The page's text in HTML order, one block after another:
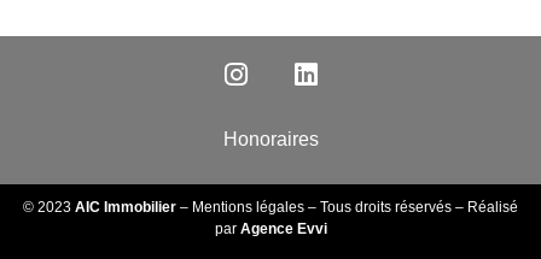
Honoraires
© 2023 AIC Immobilier – Mentions légales – Tous droits réservés – Réalisé
par Agence Evvi